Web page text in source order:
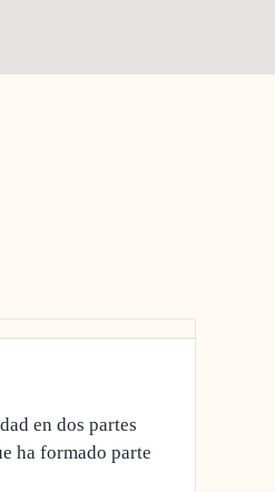
en dos partes
ha formado parte